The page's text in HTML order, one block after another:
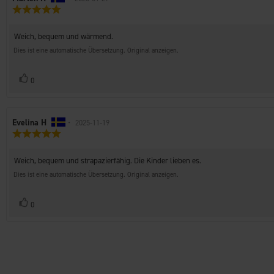
der
5
Sternen
Rezensionstext:
Weich, bequem und wärmend.
Dies ist eine automatische Übersetzung. Original anzeigen.
Stimme
0
Autor
der
Evelina H • Bewertungsdatum:
2025-11-19
5
Sternen
Rezensionstext:
Weich, bequem und strapazierfähig. Die Kinder lieben es.
Dies ist eine automatische Übersetzung. Original anzeigen.
Stimme
0